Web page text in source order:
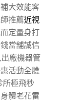
大效能客
推薦近視
定量身打
當舖誠信
廠機器管
活動全臉
所極飛秒
體老花雷